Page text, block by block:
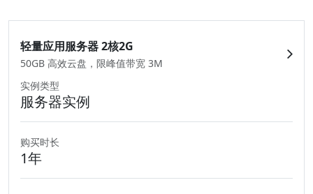
轻量应用服务器 2核2G
50GB 高效云盘，限峰值带宽 3M
实例类型
服务器实例
购买时长
1年